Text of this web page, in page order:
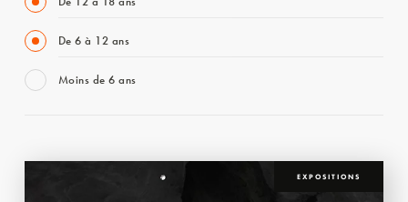
De 6 à 12 ans
Moins de 6 ans
EXPOSITIONS